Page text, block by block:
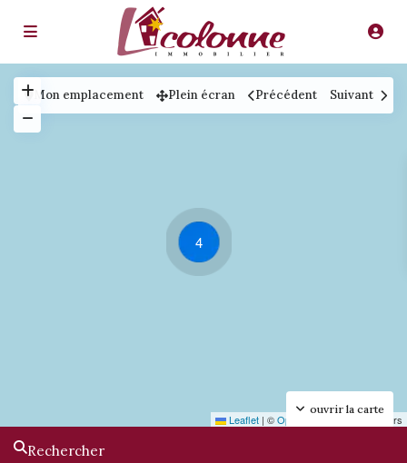
4
Leaflet | ©OpenStreetMap contributors
ouvrir la carte
Mon emplacement Plein écran Précédent Suivant
Rechercher